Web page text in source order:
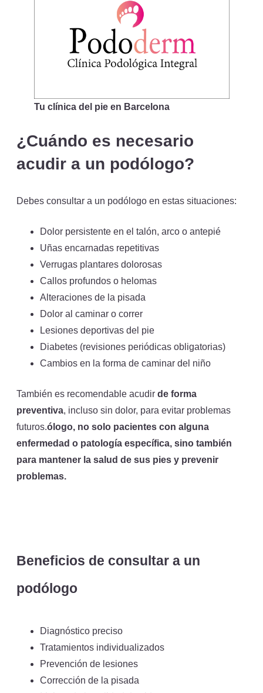
Tu clínica del pie en Barcelona
¿Cuándo es necesario
acudir a un podólogo?
Debes consultar a un podólogo en estas situaciones:
Dolor persistente en el talón, arco o antepié
Uñas encarnadas repetitivas
Verrugas plantares dolorosas
Callos profundos o helomas
Alteraciones de la pisada
Dolor al caminar o correr
Lesiones deportivas del pie
Diabetes (revisiones periódicas obligatorias)
Cambios en la forma de caminar del niño
También es recomendable acudir de forma
preventiva, incluso sin dolor, para evitar problemas
futuros.ólogo, no solo pacientes con alguna
enfermedad o patología específica, sino también
para mantener la salud de sus pies y prevenir
problemas.
Beneficios de consultar a un
podólogo
Diagnóstico preciso
Tratamientos individualizados
Prevención de lesiones
Corrección de la pisada